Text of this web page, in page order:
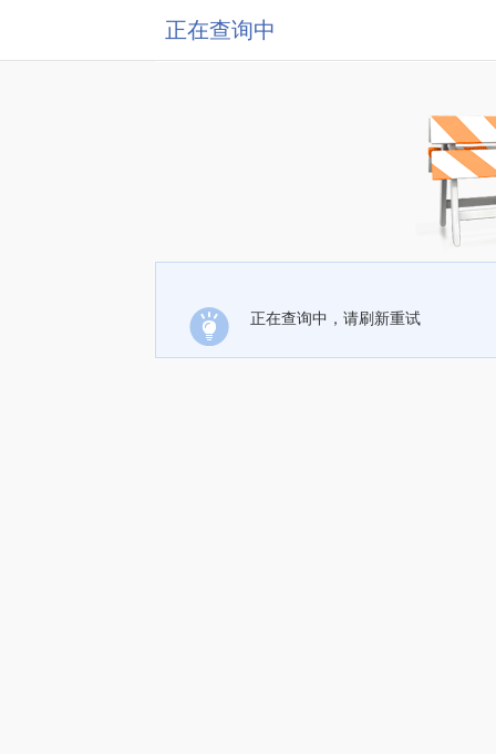
正在查询中
正在查询中，请刷新重试